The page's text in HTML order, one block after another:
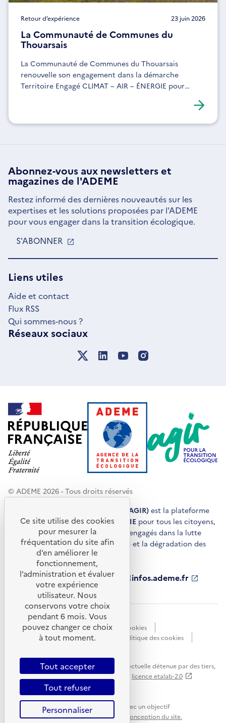
Retour d’expérience 23 juin 2026
La Communauté de Communes du
Thouarsais
La Communauté de Communes du Thouarsais
renouvelle son engagement dans la démarche
Territoire Engagé CLIMAT – AIR – ÉNERGIE pour
exemplarité interne et la mobilisation de ses services.
Abonnez-vous aux newsletterset
magazines de l'ADEME
Restez informé des dernières nouveautés sur les
expertises et les solutions proposées par l'ADEME
pour vous engager dans la transition écologique.
S'ABONNER
UNE
Liens utiles
Aide et contact
Flux RSS
Qui sommes-nous ?
Réseaux sociaux
© ADEME 2026 - Tous droits réservés
Agir pour la transition écologique (AGIR) est la plateforme
de conseils et de services de l'ADEME pour tous les citoyens,
acteurs économiques et territoires engagés dans la lutte
contre le réchauffement climatique et la dégradation des
ressources.
ademe.fr
S'ouvre
nouvelle
fenêtre
librairie.ademe.fr
S'ouvre
dans
une
nouvelle
fenêtre
infos.ademe.fr
S'ouvre
nouvelle
ademe.fr/presse
S'ouvre
nouvelle
fenêtre
Accessibilité : non conforme
Données personnelles
Gestion des cookies
Mentions légales
Plan du site
Politique des cookies
dans
nouvelle
Sauf mention explicite de propriété intellectuelle détenue par des tiers,
les contenus de ce site sont proposés sous licence etalab-2.0
Ce site internet est pensé et développé avec un objectif
d'écoconception.En savoir plus sur l'écoconception du site.
Ce site utilise des cookies
pour mesurer la
fréquentation du site afin
d’en améliorer le
fonctionnement,
l’administration et évaluer
votre expérience
utilisateur. Nous
conservons votre choix
pendant 6 mois. Vous
pouvez changer ce choix
à tout moment.
Tout accepter
Tout refuser
Personnaliser